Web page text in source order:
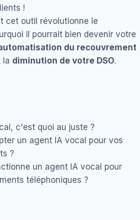
!
cet outil révolutionne le
il pourrait bien devenir votre
du recouvrement
la diminution de votre DSO.
c'est quoi au juste ?
un agent IA vocal pour vos
?
un agent IA vocal pour
téléphoniques ?